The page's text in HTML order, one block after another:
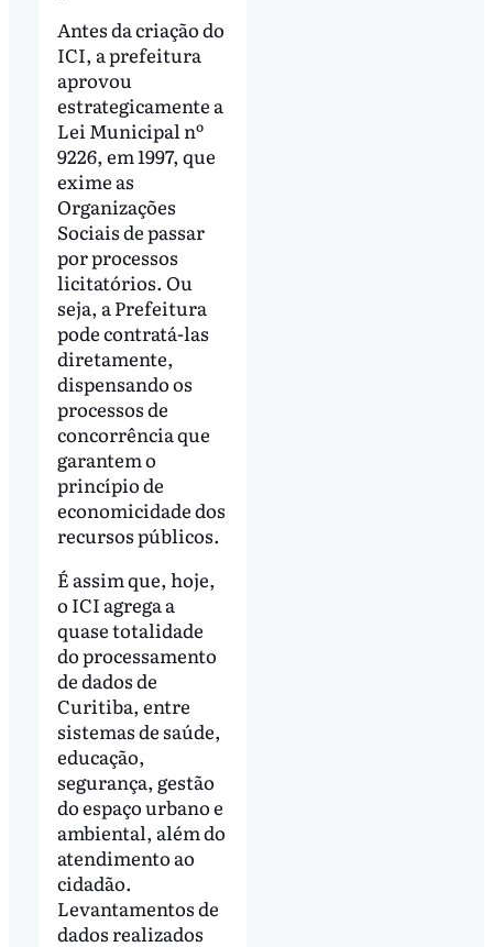
Antes da criação do
ICI, a prefeitura
aprovou
estrategicamente a
Lei Municipal nº
9226, em 1997, que
exime as
Organizações
Sociais de passar
por processos
licitatórios. Ou
seja, a Prefeitura
pode contratá-las
diretamente,
dispensando os
processos de
concorrência que
garantem o
princípio de
economicidade dos
recursos públicos.
É assim que, hoje,
o ICI agrega a
quase totalidade
do processamento
de dados de
Curitiba, entre
sistemas de saúde,
educação,
segurança, gestão
do espaço urbano e
ambiental, além do
atendimento ao
cidadão.
Levantamentos de
dados realizados